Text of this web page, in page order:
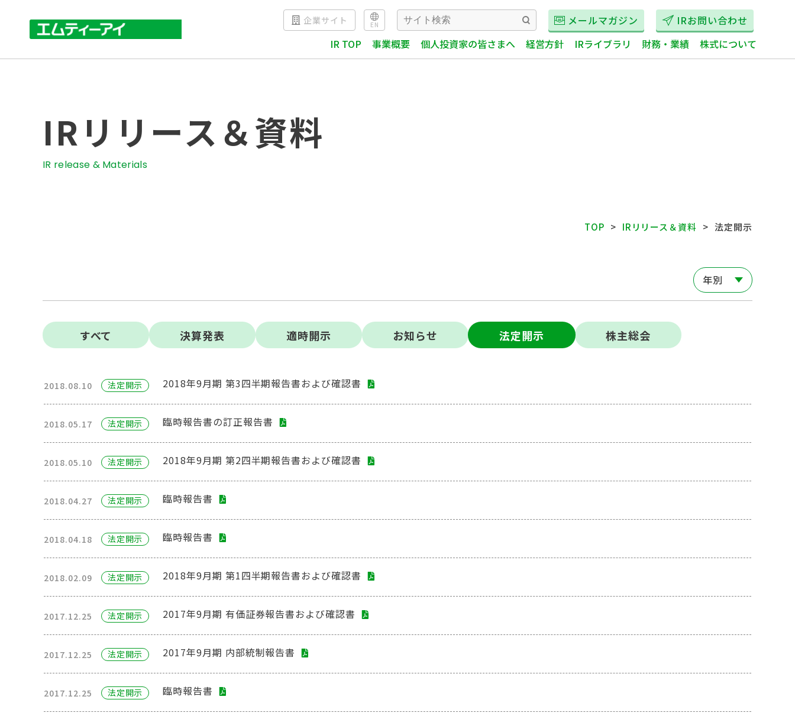
IR TOP 事業概要 個人投資家の皆さまへ 経営方針 IRライブラリ 財務・業績 株式について
企業サイト EN メールマガジン IRお問い合わせ
IRリリース＆資料
IR release & Materials
TOP IRリリース＆資料 法定開⽰
年別
すべて 決算発表 適時開⽰ お知らせ 法定開⽰ 株主総会
2018.08.10 法定開⽰ 2018年9月期 第3四半期報告書および確認書
2018.05.17 法定開⽰ 臨時報告書の訂正報告書
2018.05.10 法定開⽰ 2018年9月期 第2四半期報告書および確認書
2018.04.27 法定開⽰ 臨時報告書
2018.04.18 法定開⽰ 臨時報告書
2018.02.09 法定開⽰ 2018年9月期 第1四半期報告書および確認書
2017.12.25 法定開⽰ 2017年9月期 有価証券報告書および確認書
2017.12.25 法定開⽰ 2017年9月期 内部統制報告書
2017.12.25 法定開⽰ 臨時報告書